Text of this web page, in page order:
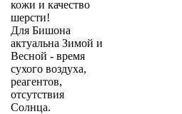
кожи и качество
шерсти!
Для Бишона
актуальна Зимой и
Весной - время
сухого воздуха,
реагентов,
отсутствия
Солнца.